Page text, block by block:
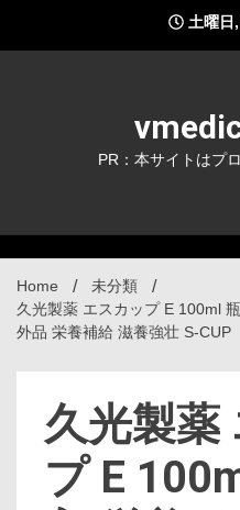
content
土曜日
PR：本サイトはプ
Home
未分類
久光製薬 エスカップ E 100ml
外品 栄養補給 滋養強壮 S-CUP
久光製薬
プ E